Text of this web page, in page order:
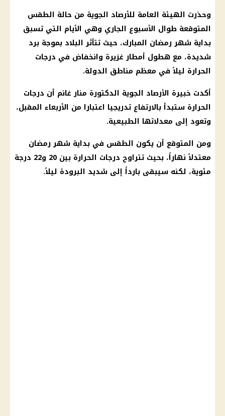
وحذرت الهيئة العامة للأرصاد الجوية من حالة الطقس
المتوقعة طوال الأسبوع الجاري وهي الأيام التي تسبق
بداية شهر رمضان المبارك، حيث تتأثر البلاد بموجة برد
شديدة، مع هطول أمطار غزيرة وانخفاض في درجات
الحرارة ليلاً في معظم مناطق الدولة.
أكدت خبيرة الأرصاد الجوية الدكتورة منار غانم أن درجات
الحرارة ستبدأ بالارتفاع تدريجيا اعتبارا من الأربعاء المقبل،
وتعود إلى معدلاتها الطبيعية.
ومن المتوقع أن يكون الطقس في بداية شهر رمضان
معتدلاً نهاراً، بحيث تتراوح درجات الحرارة
بين 20 و22 درجة
مئوية، لكنه سيبقى بارداً إلى شديد البرودة ليلاً.